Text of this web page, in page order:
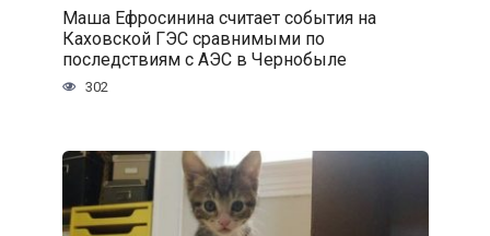
Маша Ефросинина считает события на
Каховской ГЭС сравнимыми по
последствиям с АЭС в Чернобыле
302